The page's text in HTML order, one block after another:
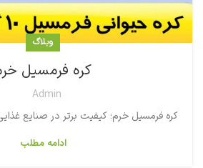
وبلاگ
کره فرمسیل
Admin
کره فرمسیل خرم؛ کیفیت برتر در صنایع
ادامه مطلب